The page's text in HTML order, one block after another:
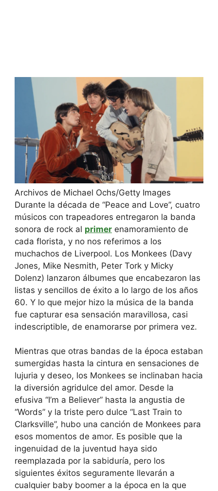
Archivos de Michael Ochs/Getty Images
Durante la década de “Peace and Love”, cuatro
músicos con trapeadores entregaron la banda
sonora de rock al primer enamoramiento de
cada florista, y no nos referimos a los
muchachos de Liverpool. Los Monkees (Davy
Jones, Mike Nesmith, Peter Tork y Micky
Dolenz) lanzaron álbumes que encabezaron las
listas y sencillos de éxito a lo largo de los años
60. Y lo que mejor hizo la música de la banda
fue capturar esa sensación maravillosa, casi
indescriptible, de enamorarse por primera vez.
Mientras que otras bandas de la época estaban
sumergidas hasta la cintura en sensaciones de
lujuria y deseo, los Monkees se inclinaban hacia
la diversión agridulce del amor. Desde la
efusiva “I’m a Believer” hasta la angustia de
“Words” y la triste pero dulce “Last Train to
Clarksville”, hubo una canción de Monkees para
esos momentos de amor. Es posible que la
ingenuidad de la juventud haya sido
reemplazada por la sabiduría, pero los
siguientes éxitos seguramente llevarán a
cualquier baby boomer a la época en la que